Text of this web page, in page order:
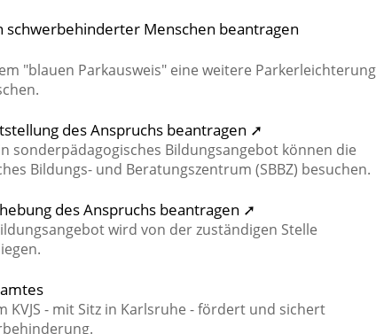
Menschen beantragen
"blauen Parkausweis" eine weitere
des Anspruchs beantragen ➚
sonderpädagogisches Bildungsangebot können die
Bildungs- und Beratungszentrum (SBBZ) besuchen.
des Anspruchs beantragen ➚
wird von der zuständigen Stelle
- mit Sitz in Karlsruhe - fördert und sichert